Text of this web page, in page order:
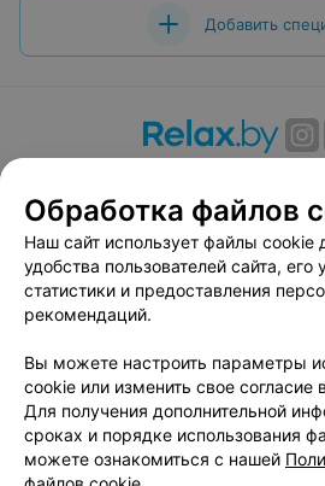
Добавить
Вакансии
Публичный договор
Публичный договор по
«Афиша»
Пользовательское
Связаться по вопросам
Написать
Персональные
Обработка
Обработка файлов
Наш сайт использует файлы cookie
удобства пользователей сайта, его
статистики и предоставления
рекомендаций.
Вы можете настроить параметры
cookie или изменить свое согласие
Для получения дополнительной
сроках и порядке использования
можете ознакомиться с нашей